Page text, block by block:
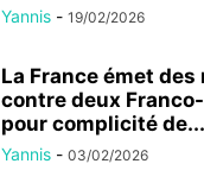
Yannis - 19/02/2026
La France émet des
contre deux
pour complicité de...
Yannis - 03/02/2026